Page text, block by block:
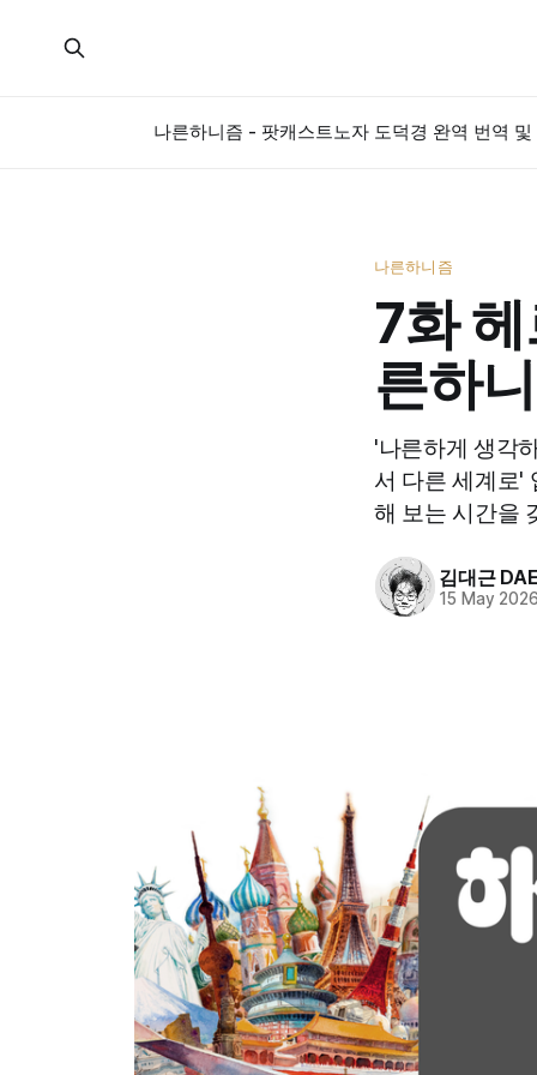
나른하니즘 - 팟캐스트노자 도덕경 완역 번역
나른하니즘
7화
른하
'나른하게 생각
서 다른 세계로'
해 보는 시간을
김대근
15 May